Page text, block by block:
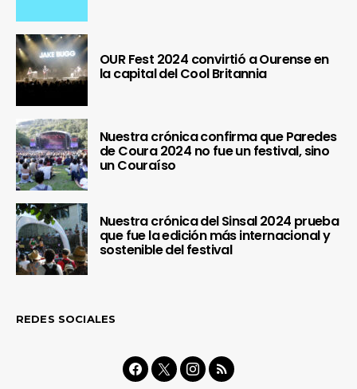
OUR Fest 2024 convirtió a Ourense en
la capital del Cool Britannia
Nuestra crónica confirma que Paredes
de Coura 2024 no fue un festival, sino
un Couraíso
Nuestra crónica del Sinsal 2024 prueba
que fue la edición más internacional y
sostenible del festival
REDES SOCIALES